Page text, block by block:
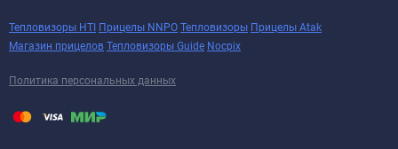
Тепловизоры HTI Прицелы NNPO Тепловизоры Прицелы Atak
Магазин прицелов Тепловизоры Guide Nocpix
Политика персональных данных